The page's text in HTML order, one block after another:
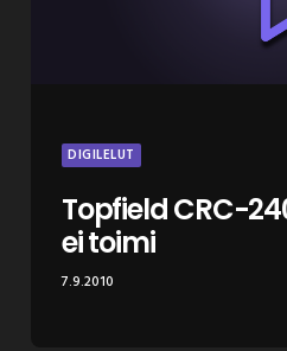
DIGILELUT
Topfield CRC-
ei toimi
7.9.2010